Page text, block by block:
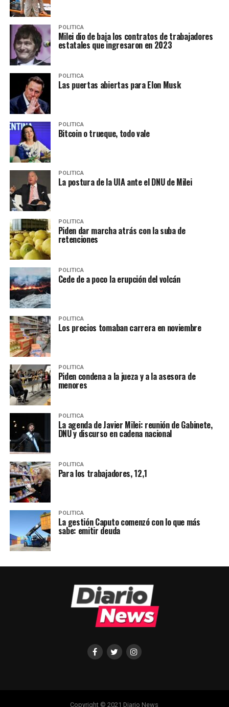
POLITICA
Milei dio de baja los contratos de trabajadores
estatales que ingresaron en 2023
POLITICA
Las puertas abiertas para Elon Musk
POLITICA
Bitcoin o trueque, todo vale
POLITICA
La postura de la UIA ante el DNU de Milei
POLITICA
Piden dar marcha atrás con la suba de
retenciones
POLITICA
Cede de a poco la erupción del volcán
POLITICA
Los precios tomaban carrera en noviembre
POLITICA
Piden condena a la jueza y a la asesora de
menores
POLITICA
La agenda de Javier Milei: reunión de Gabinete,
DNU y discurso en cadena nacional
POLITICA
Para los trabajadores, 12,1
POLITICA
La gestión Caputo comenzó con lo que más
sabe: emitir deuda
Copyright © 2021 Diario News